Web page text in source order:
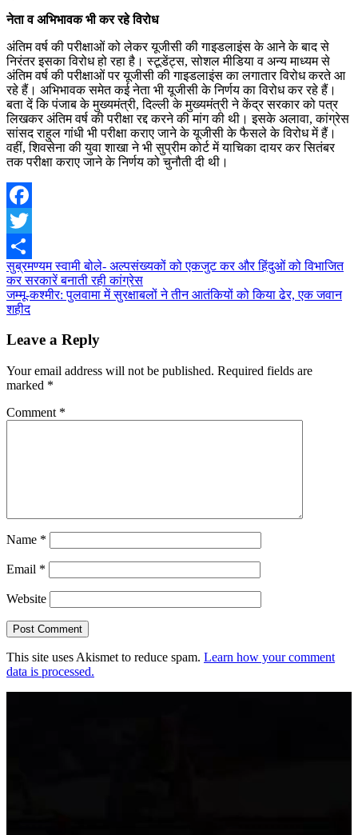
नेता व अभिभावक भी कर रहे विरोध
अंतिम वर्ष की परीक्षाओं को लेकर यूजीसी की गाइडलाइंस के आने के बाद से
निरंतर इसका विरोध हो रहा है। स्टूडेंट्स, सोशल मीडिया व अन्य माध्यम से
अंतिम वर्ष की परीक्षाओं पर यूजीसी की गाइडलाइंस का लगातार विरोध करते आ
रहे हैं। अभिभावक समेत कई नेता भी यूजीसी के निर्णय का विरोध कर रहे हैं।
बता दें कि पंजाब के मुख्यमंत्री, दिल्ली के मुख्यमंत्री ने केंद्र सरकार को पत्र
लिखकर अंतिम वर्ष की परीक्षा रद्द करने की मांग की थी। इसके अलावा, कांग्रेस
सांसद राहुल गांधी भी परीक्षा कराए जाने के यूजीसी के फैसले के विरोध में हैं।
वहीं, शिवसेना की युवा शाखा ने भी सुप्रीम कोर्ट में याचिका दायर कर सितंबर
तक परीक्षा कराए जाने के निर्णय को चुनौती दी थी।
Facebook
Twitter
Share
Post
navigation
सुब्रमण्यम स्वामी बोले- अल्पसंख्यकों को एकजुट कर और हिंदुओं को विभाजित
कर सरकारें बनाती रही कांग्रेस
जम्मू-कश्मीर: पुलवामा में सुरक्षाबलों ने तीन आतंकियों को किया ढेर, एक जवान
शहीद
Leave a Reply
Your email address will not be published. Required fields are
marked *
Comment *
Name *
Email *
Website
This site uses Akismet to reduce spam. Learn how your comment
data is processed.